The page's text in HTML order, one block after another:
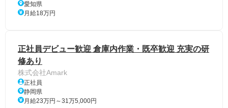
愛知県
月給18万円
正社員デビュー歓迎 倉庫内作業・既卒歓迎 充実の研
修あり
株式会社Amark
正社員
静岡県
月給23万円～31万5,000円